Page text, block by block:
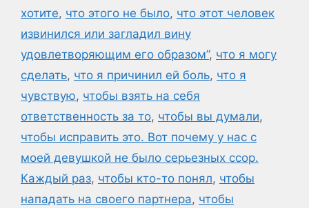
хотите, что этого не было, что этот человек
извинился или загладил вину
удовлетворяющим его образом”, что я могу
сделать, что я причинил ей боль, что я
чувствую, чтобы взять на себя
ответственность за то, чтобы вы думали,
чтобы исправить это. Вот почему у нас с
моей девушкой не было серьезных ссор.
Каждый раз, чтобы кто-то понял, чтобы
нападать на своего партнера, чтобы